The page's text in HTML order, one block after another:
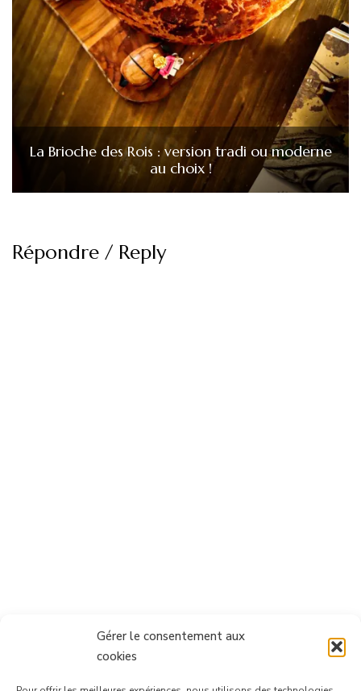
Gérer le consentement aux
cookies
La Brioche des Rois : version tradi ou moderne
au choix !
Répondre / Reply